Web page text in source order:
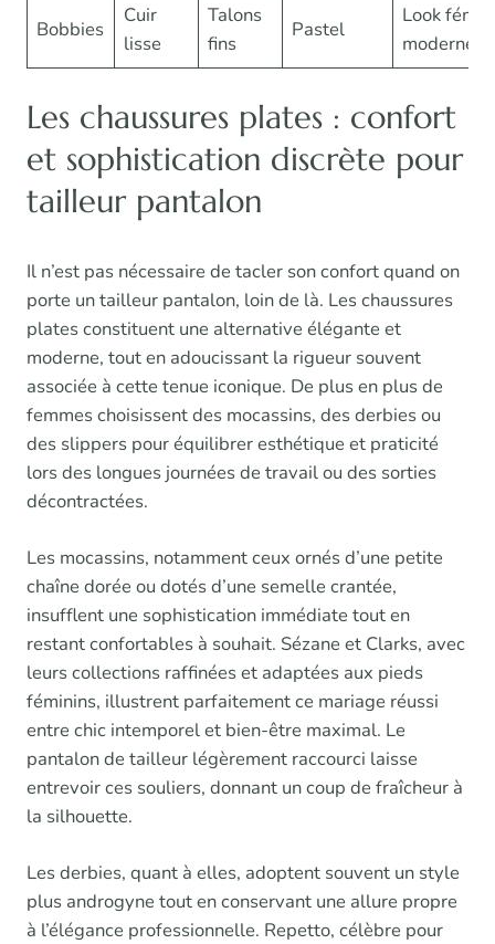
Bobbies
Cuir
lisse
Talons
fins
Pastel
Look
moderne
Les chaussures plates : confort
et sophistication discrète pour
tailleur pantalon
Il n’est pas nécessaire de tacler son confort quand on
porte un tailleur pantalon, loin de là. Les chaussures
plates constituent une alternative élégante et
moderne, tout en adoucissant la rigueur souvent
associée à cette tenue iconique. De plus en plus de
femmes choisissent des mocassins, des derbies ou
des slippers pour équilibrer esthétique et praticité
lors des longues journées de travail ou des sorties
décontractées.
Les mocassins, notamment ceux ornés d’une petite
chaîne dorée ou dotés d’une semelle crantée,
insufflent une sophistication immédiate tout en
restant confortables à souhait. Sézane et Clarks, avec
leurs collections raffinées et adaptées aux pieds
féminins, illustrent parfaitement ce mariage réussi
entre chic intemporel et bien-être maximal. Le
pantalon de tailleur légèrement raccourci laisse
entrevoir ces souliers, donnant un coup de fraîcheur à
la silhouette.
Les derbies, quant à elles, adoptent souvent un style
plus androgyne tout en conservant une allure propre
à l’élégance professionnelle. Repetto, célèbre pour